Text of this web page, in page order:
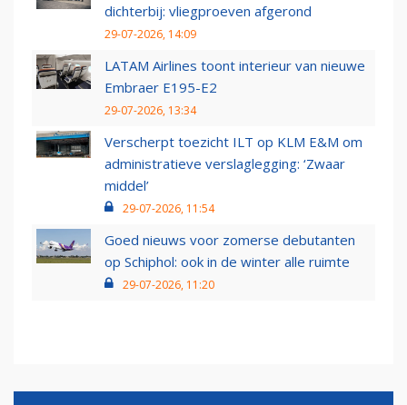
dichterbij: vliegproeven afgerond
29-07-2026, 14:09
LATAM Airlines toont interieur van nieuwe
Embraer E195-E2
29-07-2026, 13:34
Verscherpt toezicht ILT op KLM E&M om
administratieve verslaglegging: ‘Zwaar
middel’
29-07-2026, 11:54
Goed nieuws voor zomerse debutanten
op Schiphol: ook in de winter alle ruimte
29-07-2026, 11:20